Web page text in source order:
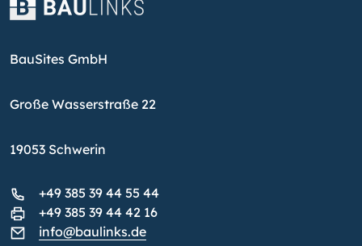
BauSites GmbH
Große Wasserstraße 22
19053 Schwerin
+49 385 39 44 55 44
+49 385 39 44 42 16
info@baulinks.de